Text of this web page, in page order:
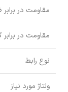
مقاومت در برابر
مقاومت در برابر
نوع رابط
ولتاژ مورد نیاز